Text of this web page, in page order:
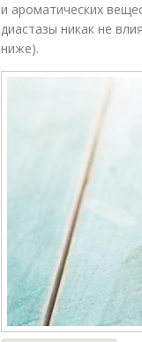
и ароматических
диастазы никак не
ниже).